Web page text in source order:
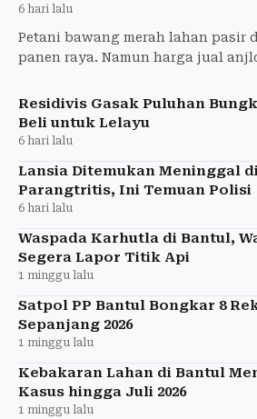
6 hari lalu
Petani bawang merah lahan pasir
panen raya. Namun harga jual
berbagai daera
Residivis Gasak Puluhan
Beli untuk Lelayu
6 hari lalu
Lansia Ditemukan Meninggal
Parangtritis, Ini Temuan Polisi
6 hari lalu
Waspada Karhutla di Bantul,
Segera Lapor Titik Api
1 minggu lalu
Satpol PP Bantul Bongkar 8
Sepanjang 2026
1 minggu lalu
Kebakaran Lahan di Bantul
Kasus hingga Juli 2026
1 minggu lalu